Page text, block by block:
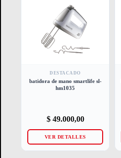
DESTACADO
batidora de mano smartlife sl-
hm1035
$49.000,00
VER DETALLES